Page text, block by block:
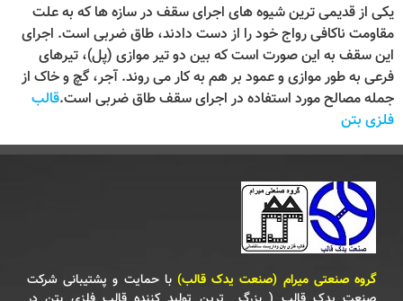
یکی از قدیمی‌ ترین شیوه‌ های اجرای سقف در سازه‌ ها که به علت
مقاومت ناکافی رواج خود را از دست دادند، طاق ضربی است. اجرای
این سقف به این صورت است که بین دو تیر موازی (پل)، تیرهای
فرعی به‌ طور موازی و عمود بر هم به کار می‌ روند. آجر، گچ و خاک از
جمله مصالح مورد استفاده در اجرای سقف طاق ضربی است.قالب
فلزی بتن
گروه صنعتی میرام (صنعت یدک قالب) با حمایت و پشتیبانی شرکت